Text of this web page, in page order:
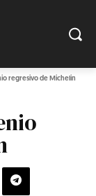
regresivo de Michelin